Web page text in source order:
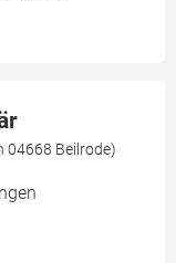
04668 Beilrode)